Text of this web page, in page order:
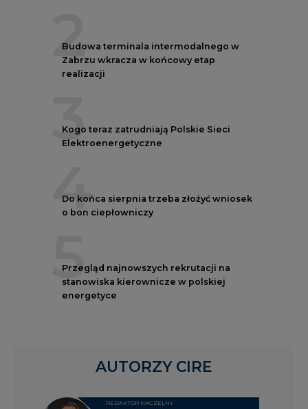
2
Budowa terminala intermodalnego w
Zabrzu wkracza w końcowy etap
realizacji
3
Kogo teraz zatrudniają Polskie Sieci
Elektroenergetyczne
4
Do końca sierpnia trzeba złożyć wniosek
o bon ciepłowniczy
5
Przegląd najnowszych rekrutacji na
stanowiska kierownicze w polskiej
energetyce
REDAKTOR NACZELNY
AUTORZY CIRE